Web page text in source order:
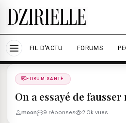
Nous utilisons des cookies
expérience et mesurer
Accepter tout
FIL D'ACTU FORUMS
Forums
FORUM SANTÉ
On a essayé de
moon 9 réponses 2.0k vues